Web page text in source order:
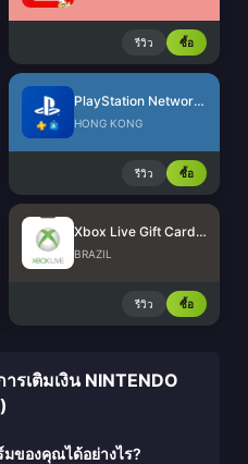
รีวิว ซื้อ
PlayStation Network Card (HK)
HONG KONG
รีวิว ซื้อ
Xbox Live Gift Card (BR)
BRAZIL
รีวิว ซื้อ
เติมเงิน NINTENDO
ของคุณได้อย่างไร?